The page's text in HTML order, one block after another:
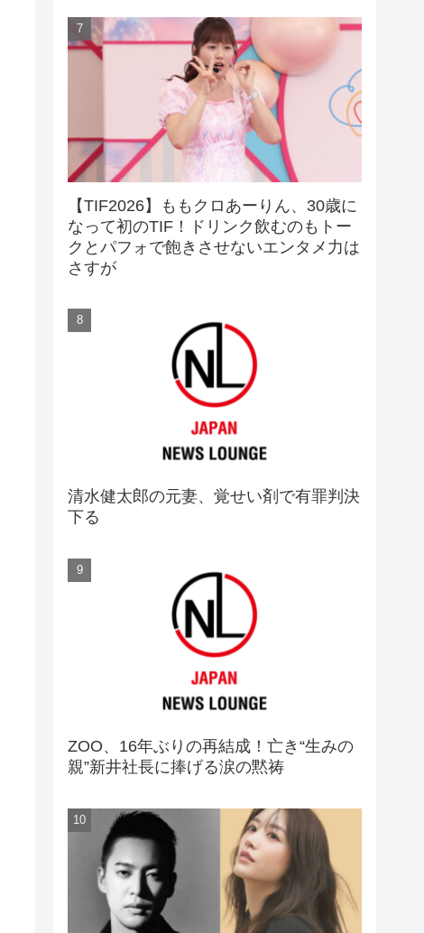
【TIF2026】ももクロあーりん、30歳に
なって初のTIF！ドリンク飲むのもトー
クとパフォで飽きさせないエンタメ力は
さすが
清水健太郎の元妻、覚せい剤で有罪判決
下る
ZOO、16年ぶりの再結成！亡き“生みの
親”新井社長に捧げる涙の黙祷